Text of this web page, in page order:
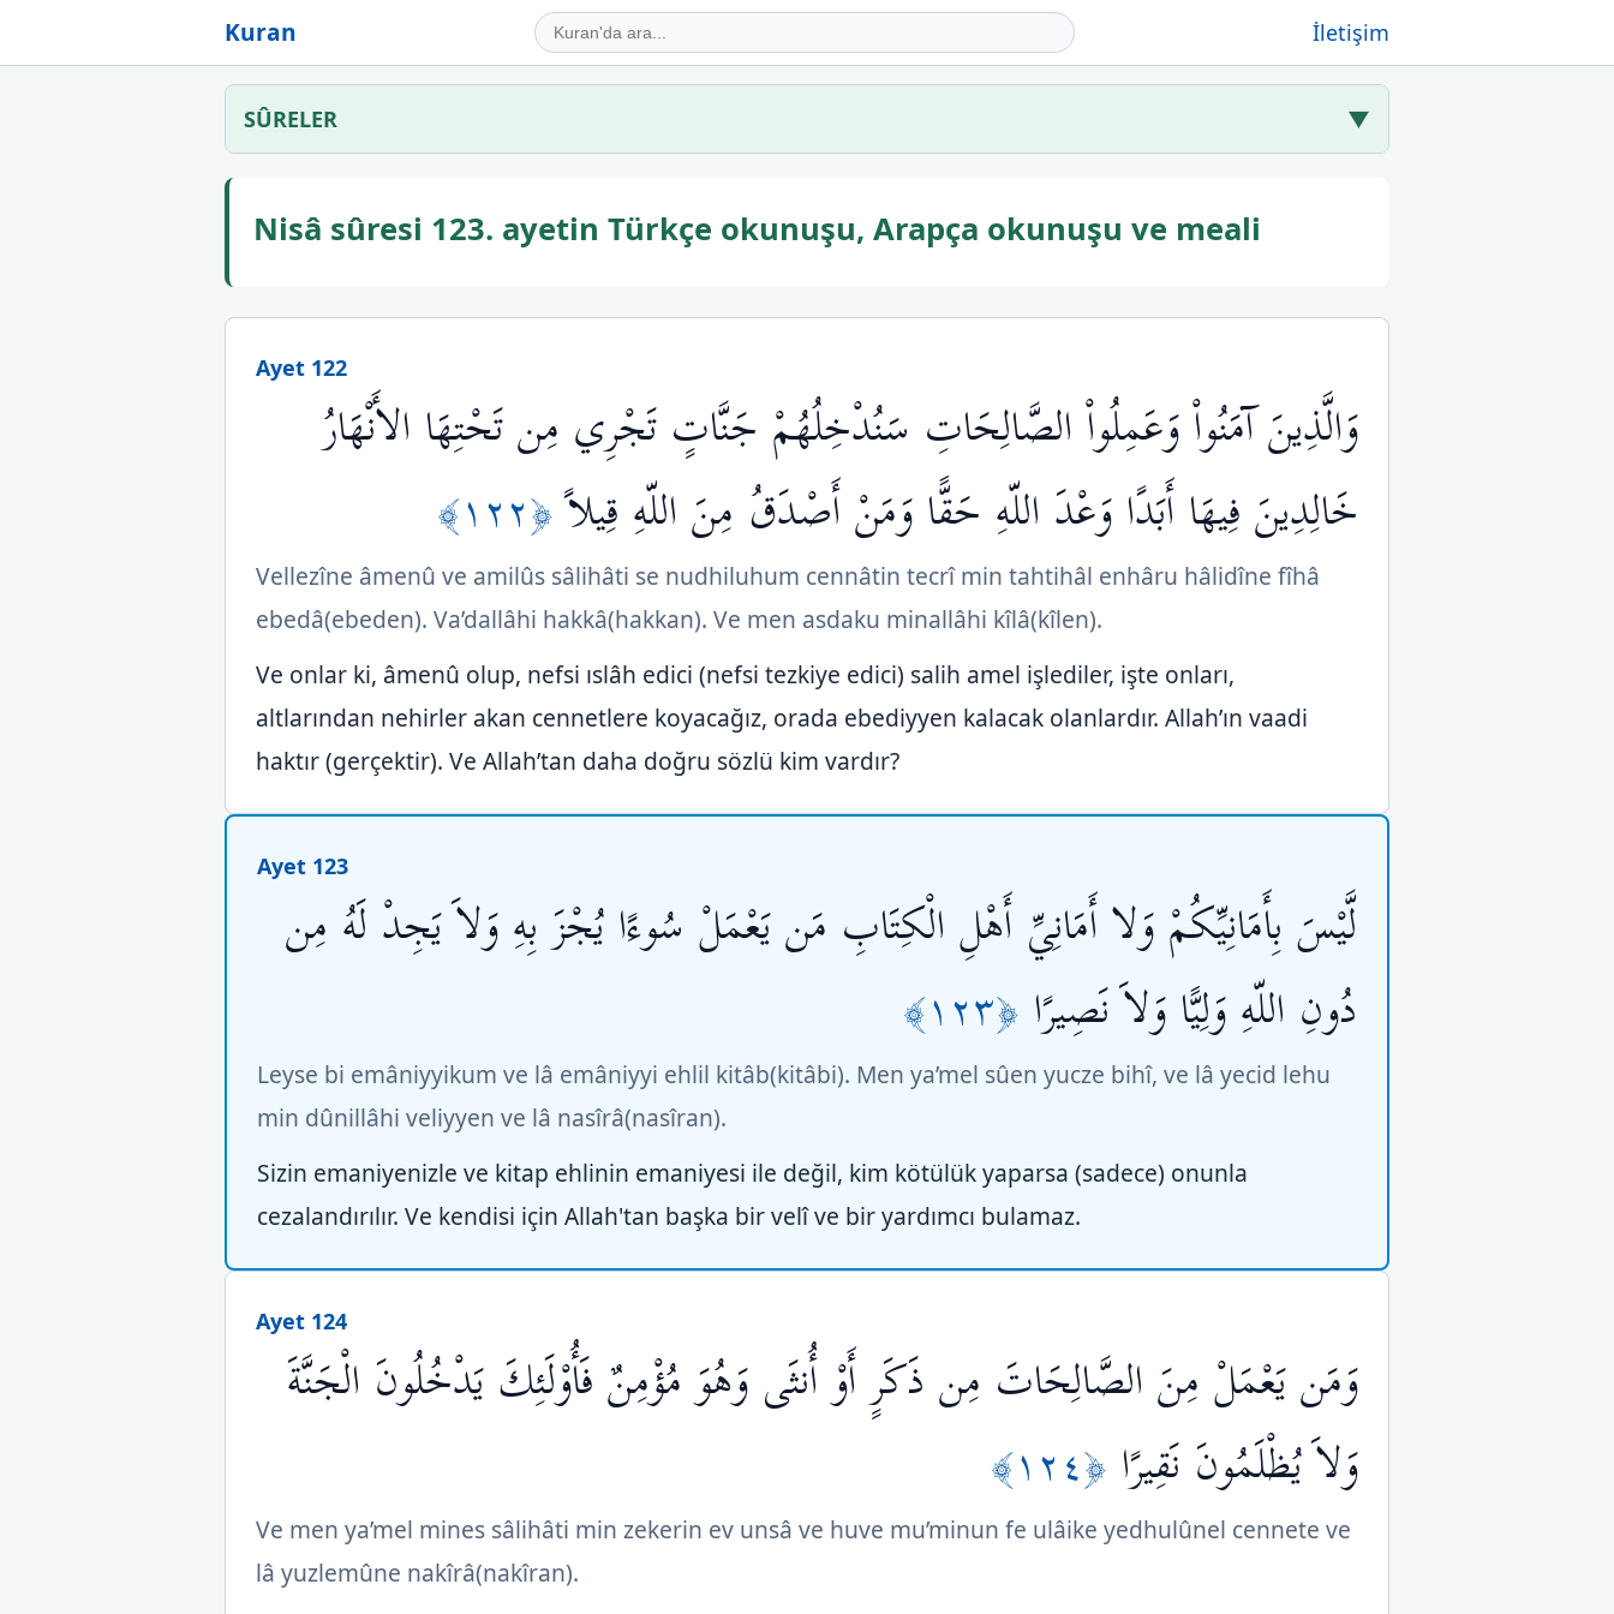
Kuran İletişim
SÛRELER ▼
Nisâ sûresi 123. ayetin Türkçe okunuşu, Arapça okunuşu ve meali
Ayet 122
وَالَّذِينَ آمَنُواْ وَعَمِلُواْ الصَّالِحَاتِ سَنُدْخِلُهُمْ جَنَّاتٍ تَجْرِي مِن تَحْتِهَا الأَنْهَارُ
خَالِدِينَ فِيهَا أَبَدًا وَعْدَ اللّهِ حَقًّا وَمَنْ أَصْدَقُ مِنَ اللّهِ قِيلاً﴿١٢٢﴾
Vellezîne âmenû ve amilûs sâlihâti se nudhiluhum cennâtin tecrî min tahtihâl enhâru hâlidîne fîhâ
ebedâ(ebeden). Va’dallâhi hakkâ(hakkan). Ve men asdaku minallâhi kîlâ(kîlen).
Ve onlar ki, âmenû olup, nefsi ıslâh edici (nefsi tezkiye edici) salih amel işlediler, işte onları,
altlarından nehirler akan cennetlere koyacağız, orada ebediyyen kalacak olanlardır. Allah’ın vaadi
haktır (gerçektir). Ve Allah’tan daha doğru sözlü kim vardır?
Ayet 123
لَّيْسَ بِأَمَانِيِّكُمْ وَلا أَمَانِيِّ أَهْلِ الْكِتَابِ مَن يَعْمَلْ سُوءًا يُجْزَ بِهِ وَلاَ يَجِدْ لَهُ مِن
دُونِ اللّهِ وَلِيًّا وَلاَ نَصِيرًا ﴿١٢٣﴾
Leyse bi emâniyyikum ve lâ emâniyyi ehlil kitâb(kitâbi). Men ya’mel sûen yucze bihî, ve lâ yecid lehu
min dûnillâhi veliyyen ve lâ nasîrâ(nasîran).
Sizin emaniyenizle ve kitap ehlinin emaniyesi ile değil, kim kötülük yaparsa (sadece) onunla
cezalandırılır. Ve kendisi için Allah'tan başka bir velî ve bir yardımcı bulamaz.
Ayet 124
وَمَن يَعْمَلْ مِنَ الصَّالِحَاتَ مِن ذَكَرٍ أَوْ أُنثَى وَهُوَ مُؤْمِنٌ فَأُوْلَئِكَ يَدْخُلُونَ الْجَنَّةَ
وَلاَ يُظْلَمُونَ نَقِيرًا ﴿١٢٤﴾
Ve men ya’mel mines sâlihâti min zekerin ev unsâ ve huve mu’minun fe ulâike yedhulûnel cennete ve
lâ yuzlemûne nakîrâ(nakîran).